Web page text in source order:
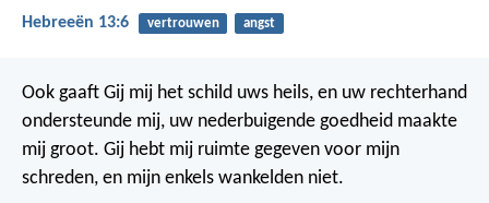
Hebreeën 13:6 vertrouwen angst
Ook gaaft Gij mij het schild uws heils, en uw rechterhand
ondersteunde mij, uw nederbuigende goedheid maakte
mij groot. Gij hebt mij ruimte gegeven voor mijn
schreden, en mijn enkels wankelden niet.